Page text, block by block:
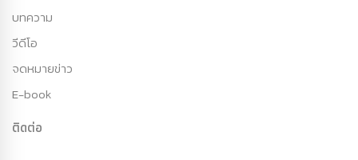
บทความ
วีดีโอ
จดหมายข่าว
E-book
ติดต่อ